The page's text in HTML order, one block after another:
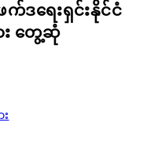
က်ဒရေးရှင်းနိုင်ငံ
း တွေ့ဆုံ